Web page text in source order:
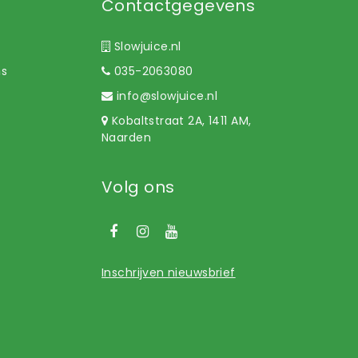
Contactgegevens
Slowjuice.nl
035-2063080
info@slowjuice.nl
Kobaltstraat 2A, 1411 AM,
Naarden
Volg ons
Inschrijven nieuwsbrief